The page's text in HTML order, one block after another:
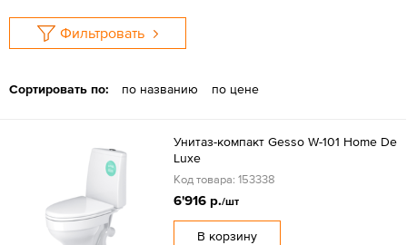
Фильтровать
Сортировать по: по названию по цене
Унитаз-компакт Gesso W-101 Home De
Luxe
Код товара: 153338
6'916 р./шт
В корзину